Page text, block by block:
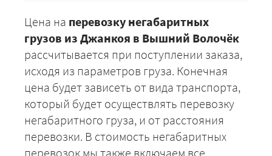
Цена на перевозку негабаритных
грузов из Джанкоя в Вышний Волочёк
рассчитывается при поступлении заказа,
исходя из параметров груза. Конечная
цена будет зависеть от вида транспорта,
который будет осуществлять перевозку
негабаритного груза, и от расстояния
перевозки. В стоимость негабаритных
перевозок мы также включаем все